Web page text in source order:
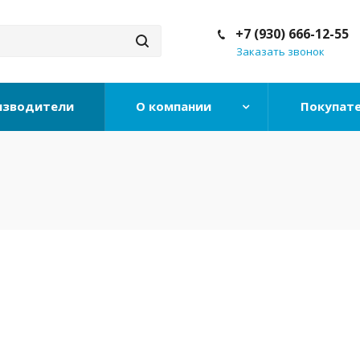
+7 (930) 666-12-55
Заказать звонок
О компании